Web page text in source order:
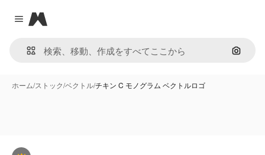
Close menu
Magnific
画像で
ホーム/ストック/ベクトル/チキン C モノグラム ベクトルロゴ